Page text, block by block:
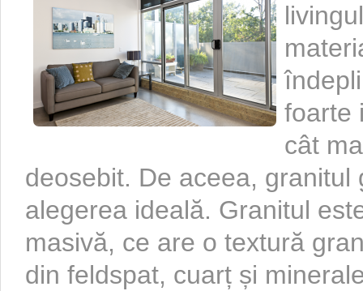
foarte
cât
deosebit. De aceea, granitul
alegerea ideală. Granitul
masivă, ce are o textură
din feldspat, cuarț și